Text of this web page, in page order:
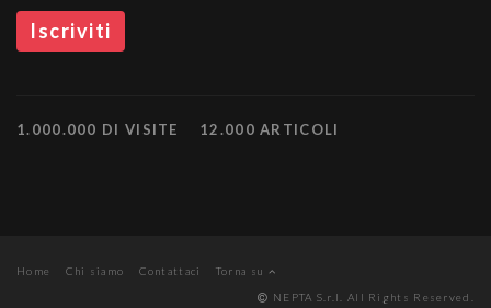
1.000.000 DI VISITE 12.000 ARTICOLI
Home Chi siamo Contattaci
Torna su
NEPTA S.r.l. All Rights Reserved.